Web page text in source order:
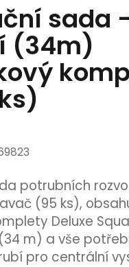
sada -
(34m)
potrubních
(95 ks),
Deluxe
m) a vše
pro centrální